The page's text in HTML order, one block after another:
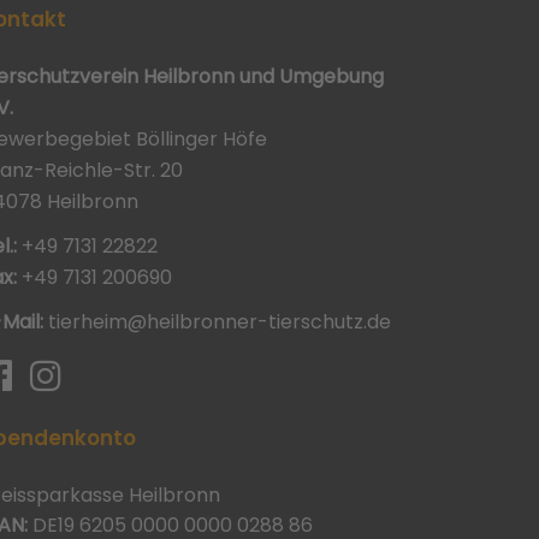
Heilbronn und Umgebung
Böllinger Höfe
Reichle-Str. 20
Heilbronn
+49 7131 22822
+49 7131 200690
tierheim@heilbronner-tierschutz.de
Heilbronn
DE19 6205 0000 0000 0288 86